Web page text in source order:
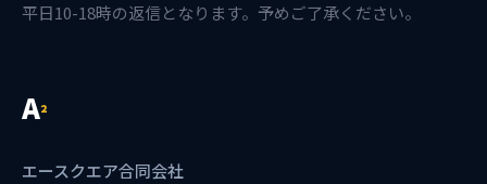
平日10-18時の返信となります。予めご了承ください。
A²
エースクエア合同会社